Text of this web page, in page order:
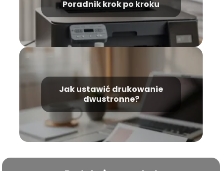
Poradnik krok po kroku
Jak ustawić drukowanie
dwustronne?